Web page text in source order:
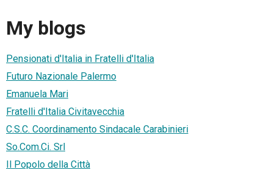
My blogs
Pensionati d'Italia in Fratelli d'Italia
Futuro Nazionale Palermo
Emanuela Mari
Fratelli d'Italia Civitavecchia
C.S.C. Coordinamento Sindacale Carabinieri
So.Com.Ci. Srl
Il Popolo della Città